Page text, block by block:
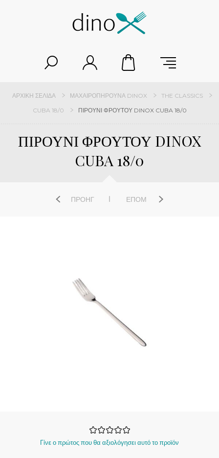
ΑΡΧΙΚΉ ΣΕΛΊΔΑ ΜΑΧΑΙΡΟΠΉΡΟΥΝΑ DINOX
THE CLASSICS
CUBA 18/0
ΠΙΡΟΥΝΙ ΦΡΟΥΤΟΥ DINOX CUBA 18/0
ΠΙΡΟΥΝΙ ΦΡΟΥΤΟΥ DINOX
CUBA 18/0
ΠΡΟΗΓ ΕΠΌΜ
Γίνε ο πρώτος που θα αξιολόγησει αυτό το προϊόν